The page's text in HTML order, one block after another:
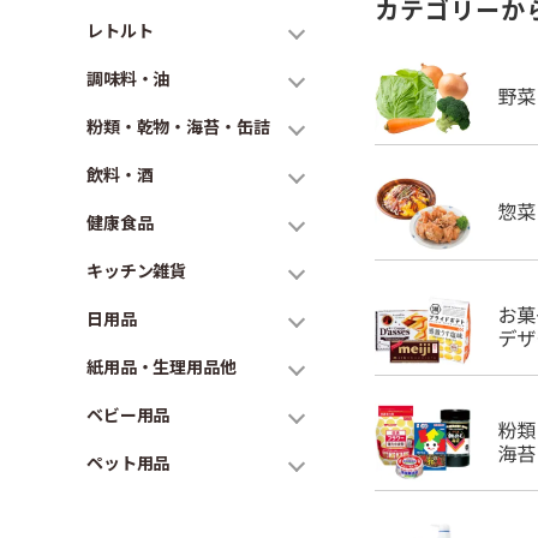
レトルト
調味料・油
粉類・乾物・海苔・缶詰
飲料・酒
健康食品
キッチン雑貨
日用品
紙用品・生理用品他
ベビー用品
ペット用品
カテゴリーか